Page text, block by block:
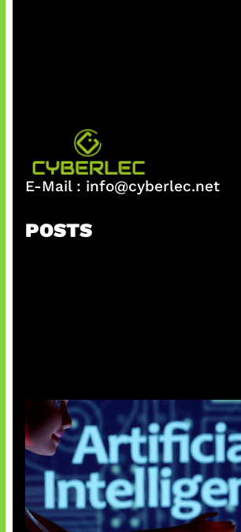
E-Mail : info@cyberlec.net
POSTS